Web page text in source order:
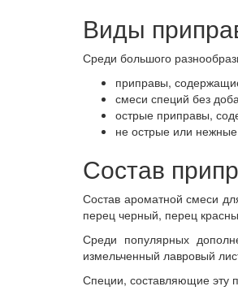
Виды
Среди большого
приправы,
смеси специй без
острые приправы,
не острые или нежные
Состав
Состав ароматной смеси
перец черный, перец
Среди популярных
измельченный лавровый
Специи, составляющие эту